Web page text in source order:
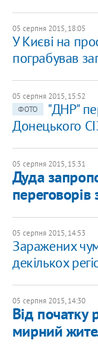
05 серпня 2015, 18:05
У Києві на
пограбував
05 серпня 2015, 15:52
ФОТО
"ДНР"
Донецького
05 серпня 2015, 15:31
Дуда
05 серпня 2015, 14:53
Заражених
декількох
05 серпня 2015, 14:30
Від початку
мирний